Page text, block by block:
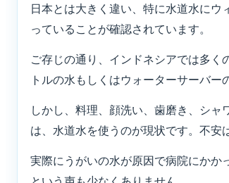
日本とは大きく違い、特に水道水にウ
っていることが確認されています。
ご存じの通り、インドネシアでは多
トルの水もしくはウォーターサーバー
しかし、料理、顔洗い、歯磨き、シ
は、水道水を使うのが現状です。不安
実際にうがいの水が原因で病院にかか